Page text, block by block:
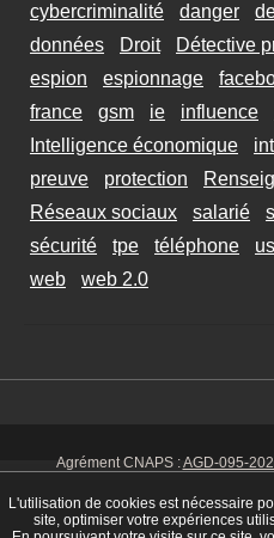
cybercriminalité
danger
données
Droit Détective
espion
espionnage
france
gsm ie influence
Intelligence économique
preuve
protection
Réseaux sociaux
salarié
sécurité
tpe téléphone
web
web 2.0
Agrément CNAPS :AGD-095-
925 00038 - Code NAF 8030 Z -
01
L'utilisation de cookies est nécessaire
site, optimiser votre expériences